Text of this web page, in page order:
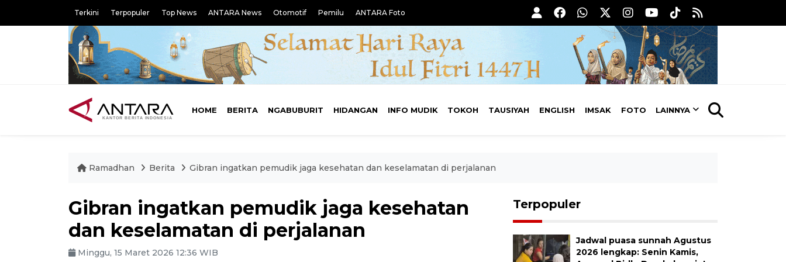
Terkini Terpopuler Top News ANTARA News Otomotif Pemilu ANTARA Foto
HOME BERITA NGABUBURIT HIDANGAN INFO MUDIK TOKOH TAUSIYAH ENGLISH IMSAK FOTO LAINNYA
Ramadhan Berita Gibran ingatkan pemudik jaga kesehatan dan keselamatan di perjalanan
Gibran ingatkan pemudik jaga kesehatan
dan keselamatan di perjalanan
Minggu, 15 Maret 2026 12:36 WIB
Terpopuler
Jadwal puasa sunnah Agustus
2026 lengkap: Senin Kamis,